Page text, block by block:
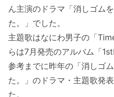
ん主演のドラマ「消しゴム
た。」でした。
主題歌はなにわ男子の「
らは7月発売のアルバム「
参考までに昨年の「消しゴ
た。」のドラマ・主題歌発
た。